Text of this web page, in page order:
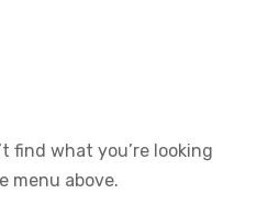
find what you’re looking
menu above.